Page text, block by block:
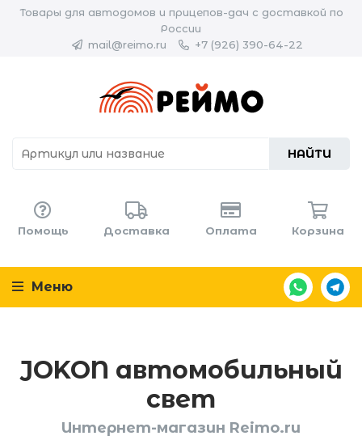
Товары для автодомов и прицепов-дач с доставкой по
России
mail@reimo.ru
+7 (926) 390-64-22
НАЙТИ
Помощь Доставка Оплата Корзина
Меню
JOKON автомобильный
свет
Интернет-магазин Reimo.ru